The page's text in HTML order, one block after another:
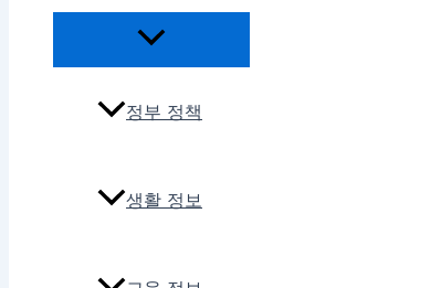
정부 정책
생활 정보